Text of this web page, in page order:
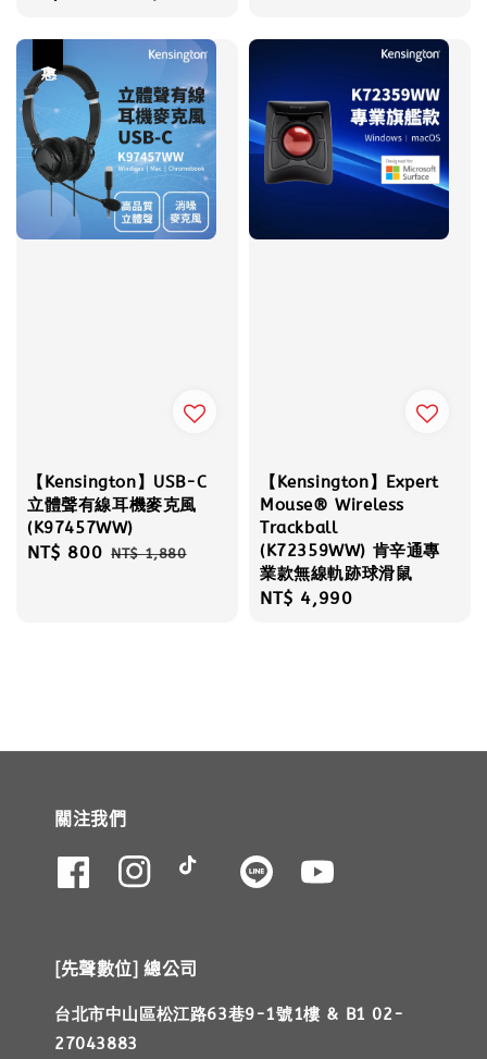
【Kensington】USB-C
立體聲有線耳機麥克風
(K97457WW)
Sale
NT$ 800 Regular
NT$ 1,880
【Kensington】Expert
Mouse® Wireless
Trackball
(K72359WW) 肯辛通專
業款無線軌跡球滑鼠
Regular
NT$ 4,990
關注我們
[先聲數位] 總公司
台北市中山區松江路63巷9-1號1樓 & B1 02-
27043883